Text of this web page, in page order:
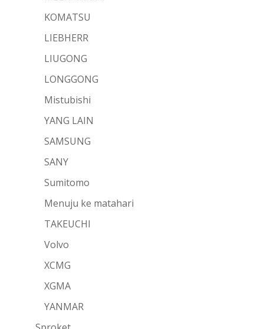
KOMATSU
LIEBHERR
LIUGONG
LONGGONG
Mistubishi
YANG LAIN
SAMSUNG
SANY
Sumitomo
Menuju ke matahari
TAKEUCHI
Volvo
XCMG
XGMA
YANMAR